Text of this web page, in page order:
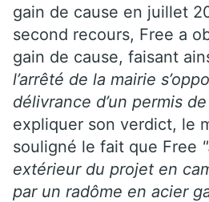
gain de cause en juillet
second recours, Free a
gain de cause, faisant
l’arrêté de la mairie
délivrance d’un permis
expliquer son verdict, le
souligné le fait que Free
extérieur du projet en
par un radôme en acier